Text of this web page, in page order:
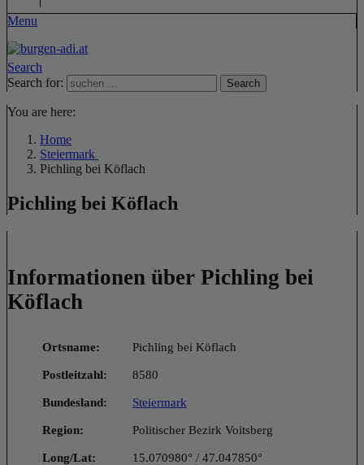
Menu
Search
Search for:
Search
You are here:
Home
Steiermark
Pichling bei Köflach
Pichling bei Köflach
Informationen über Pichling bei
Köflach
Ortsname: Pichling bei Köflach
Postleitzahl: 8580
Bundesland: Steiermark
Region: Politischer Bezirk Voitsberg
Long/Lat: 15.070980° / 47.047850°